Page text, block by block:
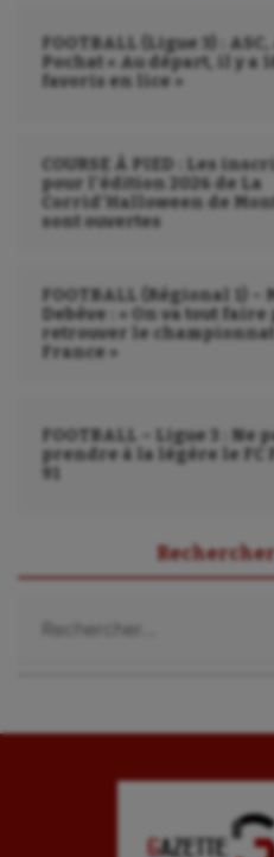
FOOTBALL (Ligue 3) :
Pochat « Au départ, il y a
favoris en lice »
COURSE À PIED : Les
pour l’édition 2026 de La
Corrid’Halloween de
sont ouvertes
FOOTBALL (Régional 1) –
Debève : « On va tout faire
retrouver le
France »
FOOTBALL – Ligue 3 : Ne
prendre à la légère le FC
91